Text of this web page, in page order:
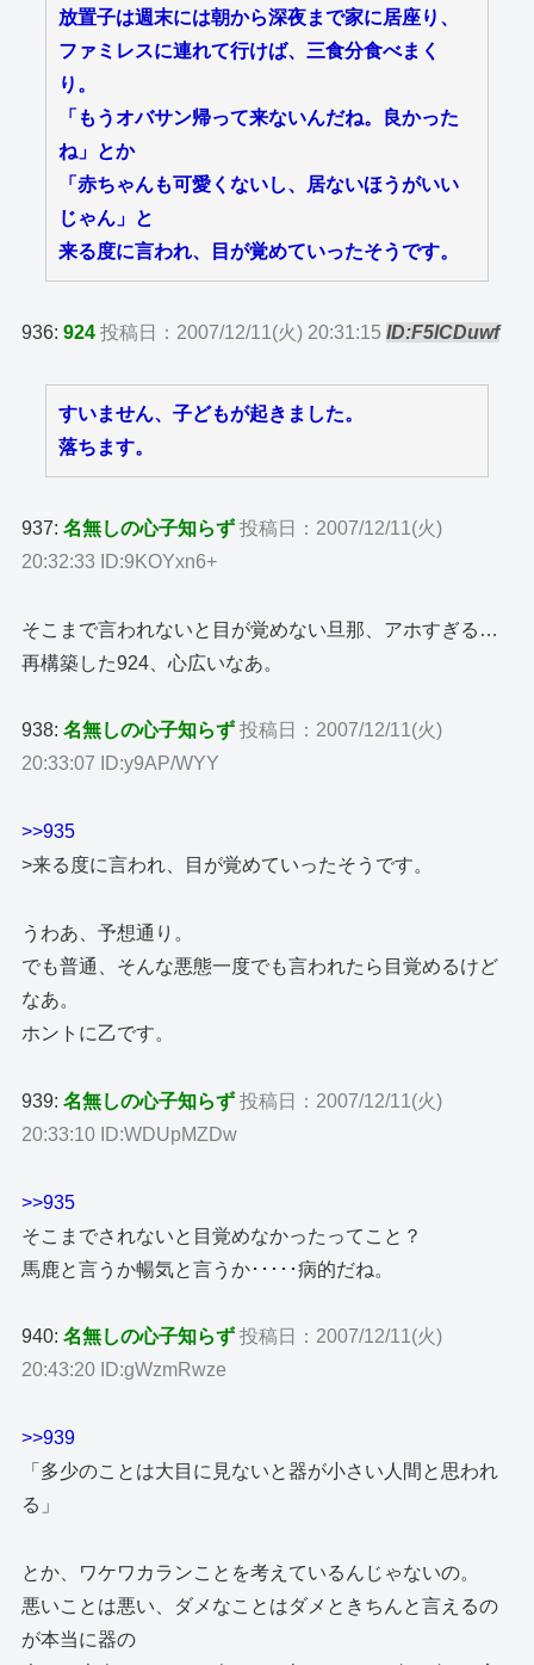
放置子は週末には朝から深夜まで家に居座り、
ファミレスに連れて行けば、三食分食べまく
り。
「もうオバサン帰って来ないんだね。良かった
ね」とか
「赤ちゃんも可愛くないし、居ないほうがいい
じゃん」と
来る度に言われ、目が覚めていったそうです。
936:924 投稿日：2007/12/11(火) 20:31:15ID:F5lCDuwf
すいません、子どもが起きました。
落ちます。
937:名無しの心子知らず 投稿日：2007/12/11(火)
20:32:33 ID:9KOYxn6+
そこまで言われないと目が覚めない旦那、アホすぎる…
再構築した924、心広いなあ。
938:名無しの心子知らず 投稿日：2007/12/11(火)
20:33:07 ID:y9AP/WYY
>>935
>来る度に言われ、目が覚めていったそうです。
うわあ、予想通り。
でも普通、そんな悪態一度でも言われたら目覚めるけど
なあ。
ホントに乙です。
939:名無しの心子知らず 投稿日：2007/12/11(火)
20:33:10 ID:WDUpMZDw
>>935
そこまでされないと目覚めなかったってこと？
馬鹿と言うか暢気と言うか･････病的だね。
940:名無しの心子知らず 投稿日：2007/12/11(火)
20:43:20 ID:gWzmRwze
>>939
「多少のことは大目に見ないと器が小さい人間と思われ
る」
とか、ワケワカランことを考えているんじゃないの。
悪いことは悪い、ダメなことはダメときちんと言えるの
が本当に器の